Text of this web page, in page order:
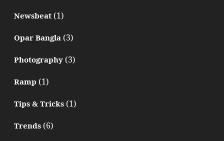
Newsbeat(1)
Opar Bangla(3)
Photography(3)
Ramp (1)
Tips & Tricks(1)
Trends(6)